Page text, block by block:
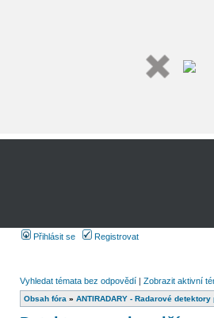
Přihlásit se Registrovat
Vyhledat témata bez odpovědí | Zobrazit aktivní
Obsah fóra » ANTIRADARY - Radarové